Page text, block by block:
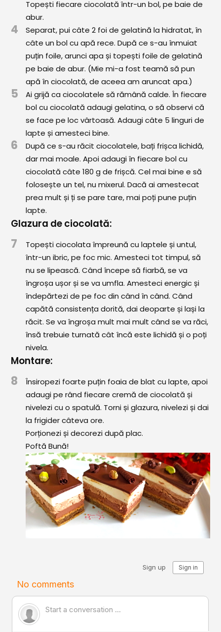
Topești fiecare ciocolată într-un bol, pe baie de
abur.
4
Separat, pui câte 2 foi de gelatină la hidratat, în
câte un bol cu apă rece. După ce s-au înmuiat
puțin foile, arunci apa și topești foile de gelatină
pe baie de abur. (Mie mi-a fost teamă să pun
apă în ciocolată, de aceea am aruncat apa.)
5
Ai grijă ca ciocolatele să rămână calde. În fiecare
bol cu ciocolată adaugi gelatina, o să observi că
se face pe loc vârtoasă. Adaugi câte 5 linguri de
lapte și amesteci bine.
6
După ce s-au răcit ciocolatele, bați frișca lichidă,
dar mai moale. Apoi adaugi în fiecare bol cu
ciocolată câte 180 g de frișcă. Cel mai bine e să
folosește un tel, nu mixerul. Dacă ai amestecat
prea mult și ți se pare tare, mai poți pune puțin
lapte.
Glazura de ciocolată:
7
Topești ciocolata împreună cu laptele și untul,
într-un ibric, pe foc mic. Amesteci tot timpul, să
nu se lipească. Când începe să fiarbă, se va
îngroșa ușor și se va umfla. Amesteci energic și
îndepărtezi de pe foc din când în când. Când
capătă consistența dorită, dai deoparte și lași la
răcit. Se va îngroșa mult mai mult când se va răci,
însă trebuie turnată cât încă este lichidă și o poți
nivela.
Montare:
8
Însiropezi foarte puțin foaia de blat cu lapte, apoi
adaugi pe rând fiecare cremă de ciocolată și
nivelezi cu o spatulă. Torni și glazura, nivelezi și dai
la frigider câteva ore.
Porționezi și decorezi după plac.
Poftă Bună!